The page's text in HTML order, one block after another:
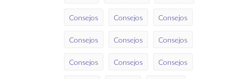
Consejos Consejos Consejos
Consejos Consejos Consejos
Consejos Consejos Consejos